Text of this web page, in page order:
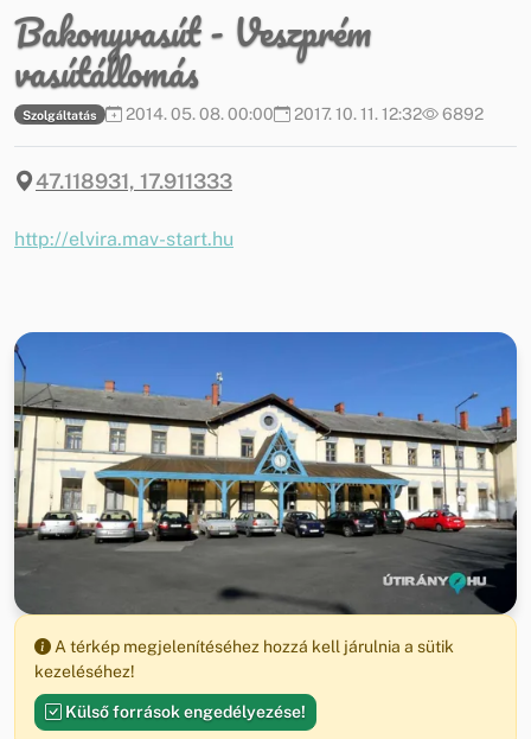
Bakonyvasút - Veszprém
vasútállomás
Szolgáltatás 2014. 05. 08. 00:00 2017. 10. 11. 12:32 6892
47.118931, 17.911333
http://elvira.mav-start.hu
A térkép megjelenítéséhez hozzá kell járulnia a sütik
kezeléséhez!
Külső források engedélyezése!